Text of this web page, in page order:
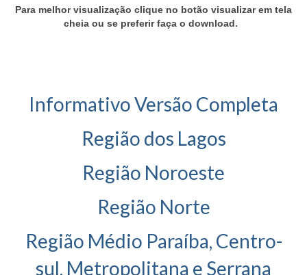
EMENDAS
AGENDA
Para melhor visualização clique no botão visualizar em tela
cheia ou se preferir faça o download.
Informativo Versão Completa
Região dos Lagos
Região Noroeste
Região Norte
Região Médio Paraíba, Centro-
sul, Metropolitana e Serrana